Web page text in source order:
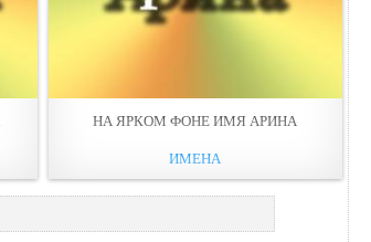
НА ЯРКОМ ФОНЕ ИМЯ АРИНА
ИМЕНА